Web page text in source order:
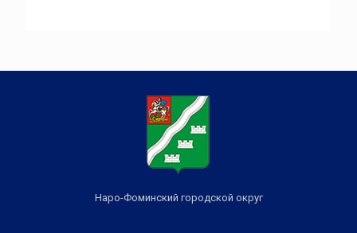
Наро-Фоминский городской округ